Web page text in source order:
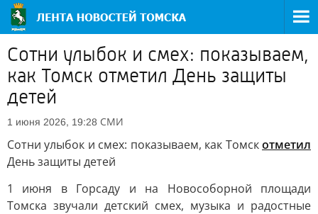
Сотни улыбок и смех: показываем,
как Томск отметил День защиты
детей
1 июня 2026, 19:28 СМИ
Сотни улыбок и смех: показываем, как Томскотметил
День защиты детей
1 июня в Горсаду и на Новособорной площади
Томска звучали детский смех, музыка и радостные